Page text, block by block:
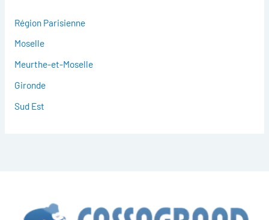
Région Parisienne
Moselle
Meurthe-et-Moselle
Gironde
Sud Est